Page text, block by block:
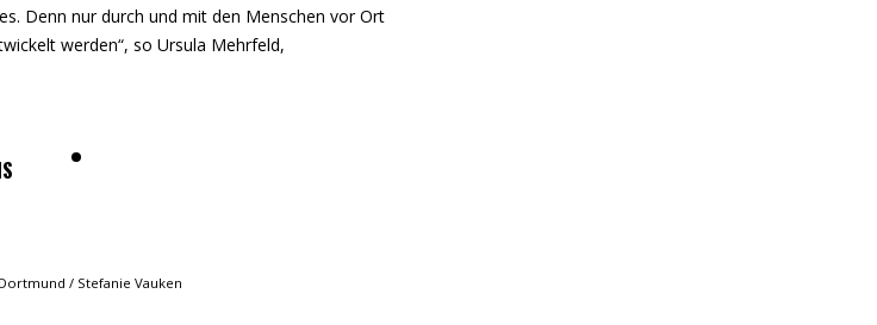
Denn nur durch und mit den Menschen vor Ort
werden“, so Ursula Mehrfeld,
/ Stefanie Vauken